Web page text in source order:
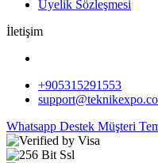
Üyelik Sözleşmesi
İletişim
+905315291553
Whatsapp Destek Müşteri